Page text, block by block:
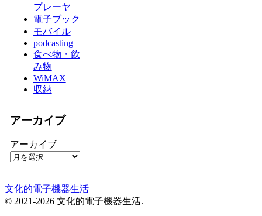
プレーヤ
電子ブック
モバイル
podcasting
食べ物・飲
み物
WiMAX
収納
アーカイブ
アーカイブ
文化的電子機器生活
© 2021-2026 文化的電子機器生活.